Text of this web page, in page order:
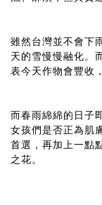
雖然台灣並不會下
天的雪慢慢融化。
表今天作物會豐收
而春雨綿綿的日子
女孩們是否正為肌
首選，再加上一點
之花。